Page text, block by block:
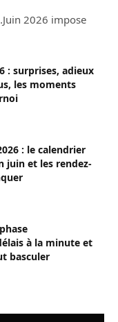
2026 impose
: surprises, adieux
les moments
: le calendrier
juin et les rendez-
à la minute et
basculer